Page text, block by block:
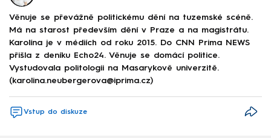
Věnuje se převážně politickému dění na tuzemské scéně.
Má na starost především dění v Praze a na magistrátu.
Karolína je v médiích od roku 2015. Do CNN Prima NEWS
přišla z deníku Echo24. Věnuje se domácí politice.
Vystudovala politologii na Masarykově univerzitě.
(karolina.neubergerova@iprima.cz)
Vstup do diskuze